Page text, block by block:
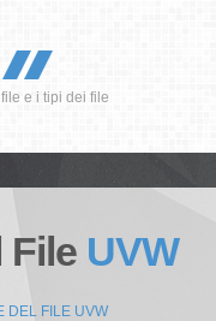
e i tipi dei file
File UVW
DEL FILE UVW